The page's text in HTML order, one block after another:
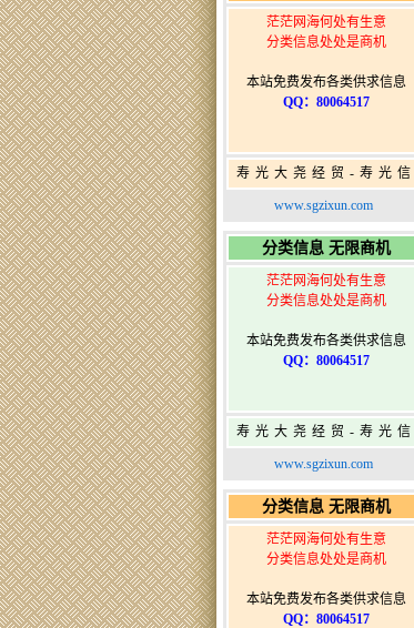
茫茫网海何处有生意
分类信息处处是商机
本站免费发布各类供求信息
QQ：80064517
寿光大尧经贸-寿光信
息网-免费信息发布网-
www.sgzixun.com
分类信息 无限商机
茫茫网海何处有生意
分类信息处处是商机
本站免费发布各类供求信息
QQ：80064517
寿光大尧经贸-寿光信
息网-免费信息发布网-
www.sgzixun.com
分类信息 无限商机
茫茫网海何处有生意
分类信息处处是商机
本站免费发布各类供求信息
QQ：80064517